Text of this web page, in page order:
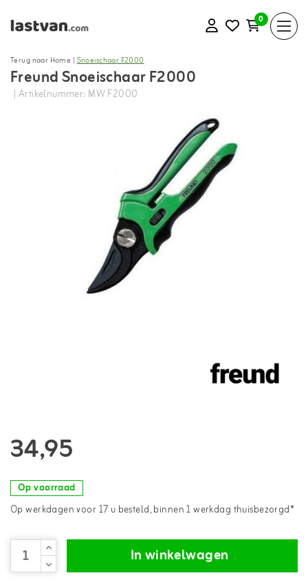
0
Terug naar Home |Snoeischaar F2000
Freund Snoeischaar F2000
| Artikelnummer: MW F2000
34,95
Op voorraad
Op werkdagen voor 17 u besteld, binnen 1 werkdag thuisbezorgd*
In winkelwagen